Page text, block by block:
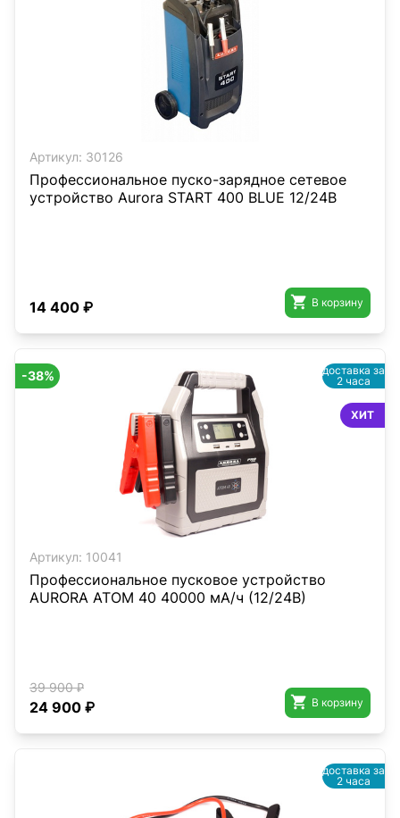
Артикул: 30126
Профессиональное пуско-зарядное сетевое
устройство Aurora START 400 BLUE 12/24В
14 400 ₽  В корзину
Артикул: 10041
Профессиональное пусковое устройство
AURORA ATOM 40 40000 мА/ч (12/24В)
39 900 ₽
24 900 ₽  В корзину
-38%
доставка за
2 часа
ХИТ
доставка за
2 часа